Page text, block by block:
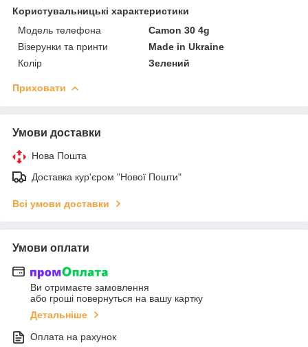
Користувальницькі характеристики
Модель телефона
Camon 30 4g
Візерунки та принти
Made in Ukraine
Колір
Зелений
Приховати
Умови доставки
Нова Пошта
Доставка кур'єром "Нової Пошти"
Всі умови доставки
Умови оплати
Ви отримаєте замовлення
або гроші повернуться на вашу картку
Детальніше
Оплата на рахунок